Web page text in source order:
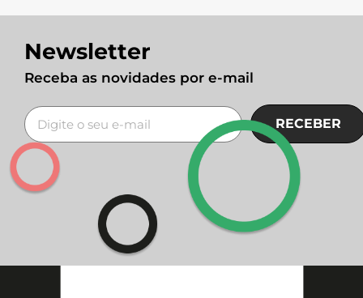
Newsletter
Receba as novidades por e-mail
RECEBER